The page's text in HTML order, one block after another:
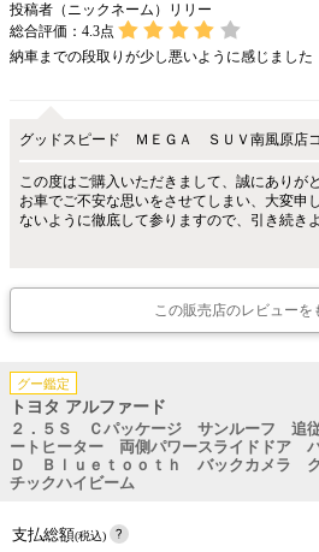
投稿者（ニックネーム）リリー
総合評価： 4.3点
納車までの段取りが少し悪いように感じました
グッドスピード ＭＥＧＡ ＳＵＶ南風原店
この度はご購入いただきまして、誠にありが
お車でご不安な思いをさせてしまい、大変申
ないように徹底して参りますので、引き続き
この販売店のレビューを
グー鑑定
トヨタ アルファード
２．５Ｓ Ｃパッケージ サンルーフ 追
ートヒーター 両側パワースライドドア
Ｄ Ｂｌｕｅｔｏｏｔｈ バックカメラ
チックハイビーム
支払総額(税込)